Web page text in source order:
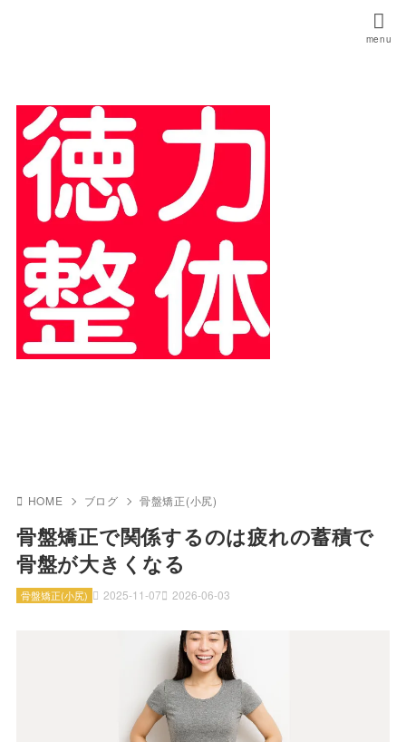
HOME ブログ 骨盤矯正(小尻)
骨盤矯正で関係するのは疲れの蓄積で
骨盤が大きくなる
2025-11-07 2026-06-03
骨盤矯正(小尻)